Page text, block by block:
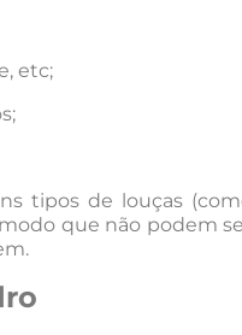
etc;
tipos de louças
que não podem